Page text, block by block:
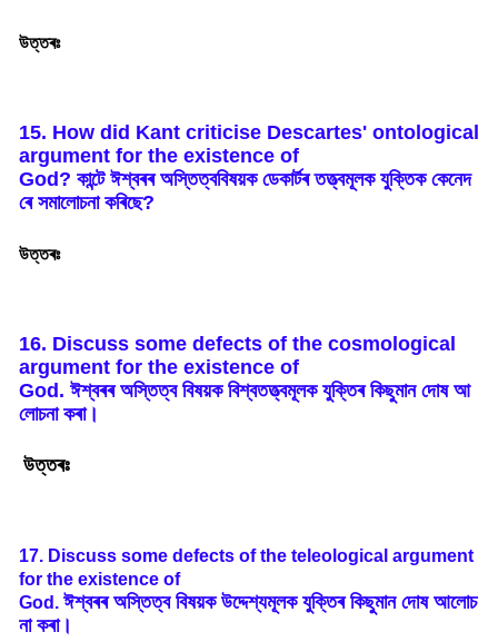
উত্তৰঃ
15. How did Kant criticise Descartes' ontological
argument for the existence of
God? কান্টে ঈশ্বৰৰ অস্তিত্ববিষয়ক ডেকাৰ্টৰ তত্ত্বমূলক যুক্তিক কেনেদ
ৰে সমালোচনা কৰিছে?
উত্তৰঃ
16. Discuss some defects of the cosmological
argument for the existence of
God. ঈশ্বৰৰ অস্তিত্ব বিষয়ক বিশ্বতত্ত্বমূলক যুক্তিৰ কিছুমান দোষ আ
লোচনা কৰা।
উত্তৰঃ
17. Discuss some defects of the teleological argument
for the existence of
God. ঈশ্বৰৰ অস্তিত্ব বিষয়ক উদ্দেশ্যমূলক যুক্তিৰ কিছুমান দোষ আলোচ
না কৰা।